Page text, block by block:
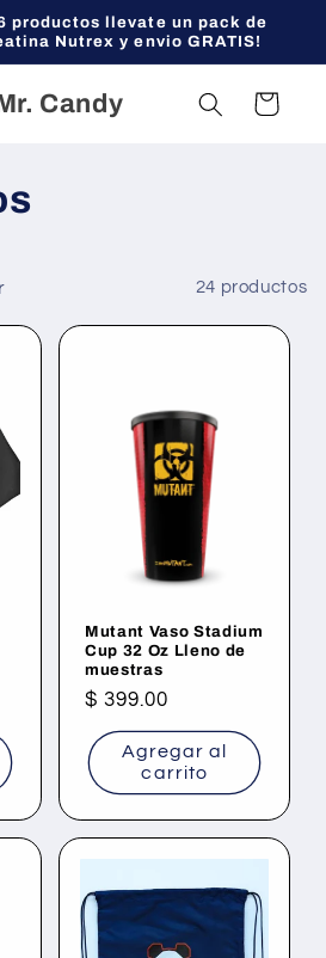
productos llevate un pack de
Nutrex y envio GRATIS!
Candy Carrito
24 productos
Mutant Vaso Stadium
Cup 32 Oz Lleno de
muestras
Precio
habitual
$ 399.00
Agregar al
carrito